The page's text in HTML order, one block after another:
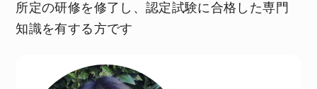
所定の研修を修了し、認定試験に合格した専門
知識を有する方です